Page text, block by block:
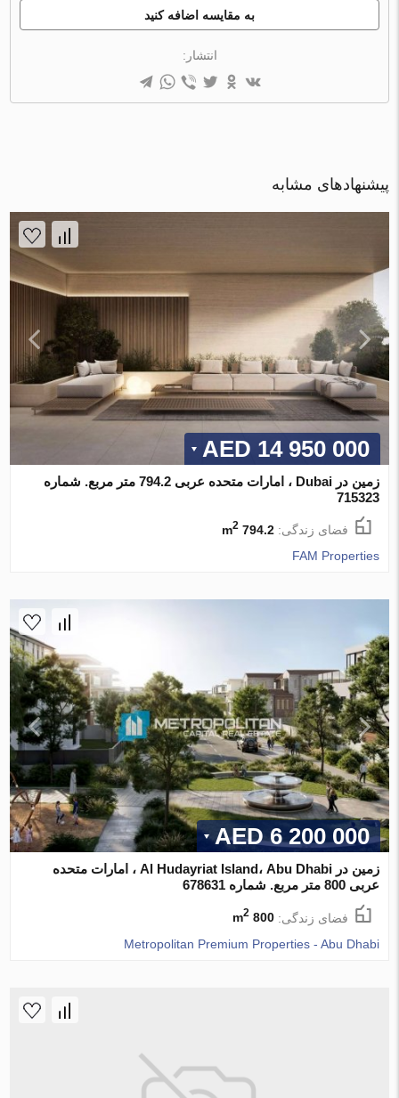
به مقایسه اضافه کنید
انتشار:
پیشنهادهای مشابه
14 950 000 AED
زمین در Dubai ، امارات متحده عربی 794.2 متر مربع. شماره
715323
فضای زندگی:794.2 m
2
FAM Properties
6 200 000 AED
زمین در Al Hudayriat Island، Abu Dhabi ، امارات متحده
عربی 800 متر مربع. شماره 678631
فضای زندگی:800 m
2
Metropolitan Premium Properties - Abu Dhabi